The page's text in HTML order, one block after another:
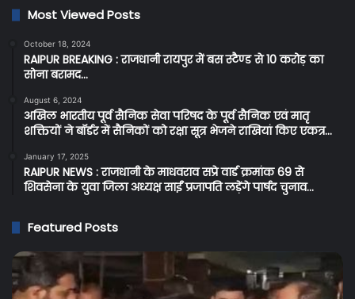
Most Viewed Posts
October 18, 2024
RAIPUR BREAKING : राजधानी रायपुर में बस स्टैण्ड से 10 करोड़ का
सोना बरामद…
August 6, 2024
अखिल भारतीय पूर्व सैनिक सेवा परिषद के पूर्व सैनिक एवं मातृ
शक्तियों ने बॉर्डर में सैनिकों को रक्षा सूत्र भेजने राखियां किए एकत्र…
January 17, 2025
RAIPUR NEWS : राजधानी के माधवराव सप्रे वार्ड क्रमांक 69 से
शिवसेना के युवा जिला अध्यक्ष साईं प्रजापति लड़ेंगे पार्षद चुनाव…
Featured Posts
Cg
Breaking:
प्रदेश